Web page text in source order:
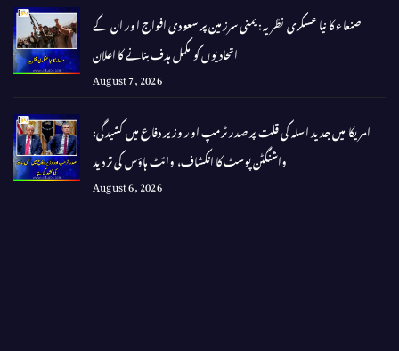
صنعاء کا نیا عسکری نظریہ: یمنی سرزمین پر سعودی افواج اور ان کے
اتحادیوں کو مکمل ہدف بنانے کا اعلان
August 7, 2026
امریکا میں جدید اسلہ کی قلت پر صدر ٹرمپ اور وزیر دفاع میں کشیدگی:
واشنگٹن پوسٹ کا انکشاف، وائٹ ہاؤس کی تردید
August 6, 2026